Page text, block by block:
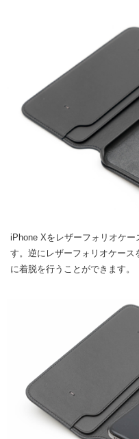
iPhone Xをレザーフォリオケ
す。逆にレザーフォリオケー
に着脱を行うことができます。